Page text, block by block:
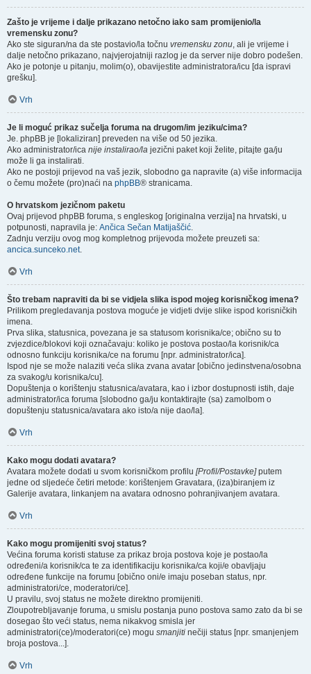
Zašto je vrijeme i dalje prikazano netočno iako sam promijenio/la
vremensku zonu?
Ako ste siguran/na da ste postavio/la točnu vremensku zonu, ali je vrijeme i
dalje netočno prikazano, najvjerojatniji razlog je da server nije dobro podešen.
Ako je potonje u pitanju, molim(o), obavijestite administratora/icu [da ispravi
grešku].
Vrh
Je li moguć prikaz sučelja foruma na drugom/im jeziku/cima?
Je. phpBB je [lokaliziran] preveden na više od 50 jezika.
Ako administrator/ica nije instalirao/la jezični paket koji želite, pitajte ga/ju
može li ga instalirati.
Ako ne postoji prijevod na vaš jezik, slobodno ga napravite (a) više informacija
o čemu možete (pro)naći na phpBB® stranicama.
O hrvatskom jezičnom paketu
Ovaj prijevod phpBB foruma, s engleskog [originalna verzija] na hrvatski, u
potpunosti, napravila je: Ančica Sečan Matijaščić.
Zadnju verziju ovog mog kompletnog prijevoda možete preuzeti sa:
ancica.sunceko.net.
Vrh
Što trebam napraviti da bi se vidjela slika ispod mojeg korisničkog imena?
Prilikom pregledavanja postova moguće je vidjeti dvije slike ispod korisničkih
imena.
Prva slika, statusnica, povezana je sa statusom korisnika/ce; obično su to
zvjezdice/blokovi koji označavaju: koliko je postova postao/la korisnik/ca
odnosno funkciju korisnika/ce na forumu [npr. administrator/ica].
Ispod nje se može nalaziti veća slika zvana avatar [obično jedinstvena/osobna
za svakog/u korisnika/cu].
Dopuštenja o korištenju statusnica/avatara, kao i izbor dostupnosti istih, daje
administrator/ica foruma [slobodno ga/ju kontaktirajte (sa) zamolbom o
dopuštenju statusnica/avatara ako isto/a nije dao/la].
Vrh
Kako mogu dodati avatara?
Avatara možete dodati u svom korisničkom profilu [Profil/Postavke]putem
jedne od sljedeće četiri metode: korištenjem Gravatara, (iza)biranjem iz
Galerije avatara, linkanjem na avatara odnosno pohranjivanjem avatara.
Vrh
Kako mogu promijeniti svoj status?
Većina foruma koristi statuse za prikaz broja postova koje je postao/la
određeni/a korisnik/ca te za identifikaciju korisnika/ca koji/e obavljaju
određene funkcije na forumu [obično oni/e imaju poseban status, npr.
administratori/ce, moderatori/ce].
U pravilu, svoj status ne možete direktno promijeniti.
Zloupotrebljavanje foruma, u smislu postanja puno postova samo zato da bi se
dosegao što veći status, nema nikakvog smisla jer
administratori(ce)/moderatori(ce) mogu smanjiti nečiji status [npr. smanjenjem
broja postova...].
Vrh